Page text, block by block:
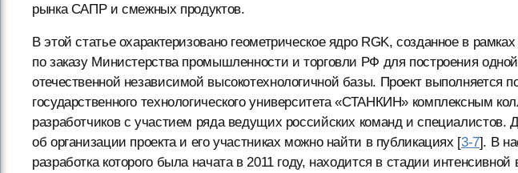
рынка САПР и смежных продуктов.
В этой статье охарактеризовано геометрическое ядро RGK, созданное в
по заказу Министерства промышленности и торговли РФ для построения
отечественной независимой высокотехнологичной базы. Проект выполняется
государственного технологического университета «СТАНКИН» комплексным
разработчиков с участием ряда ведущих российских команд и специалистов.
об организации проекта и его участниках можно найти в публикациях [3-7]. В
разработка которого была начата в 2011 году, находится в стадии